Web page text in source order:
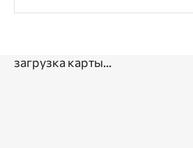
загрузка карты...